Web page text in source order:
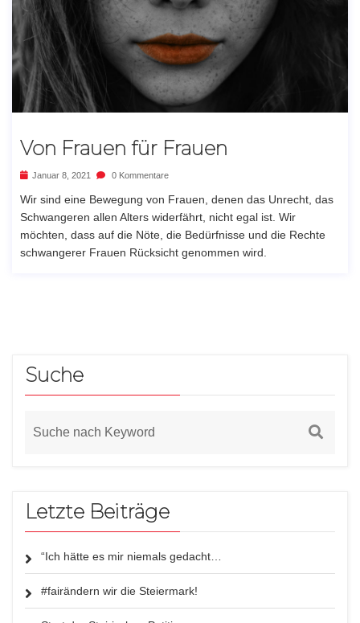
Von Frauen für Frauen
Januar 8, 2021 0 Kommentare
Wir sind eine Bewegung von Frauen, denen das Unrecht, das
Schwangeren allen Alters widerfährt, nicht egal ist. Wir
möchten, dass auf die Nöte, die Bedürfnisse und die Rechte
schwangerer Frauen Rücksicht genommen wird.
Suche
Letzte Beiträge
“Ich hätte es mir niemals gedacht…
#fairändern wir die Steiermark!